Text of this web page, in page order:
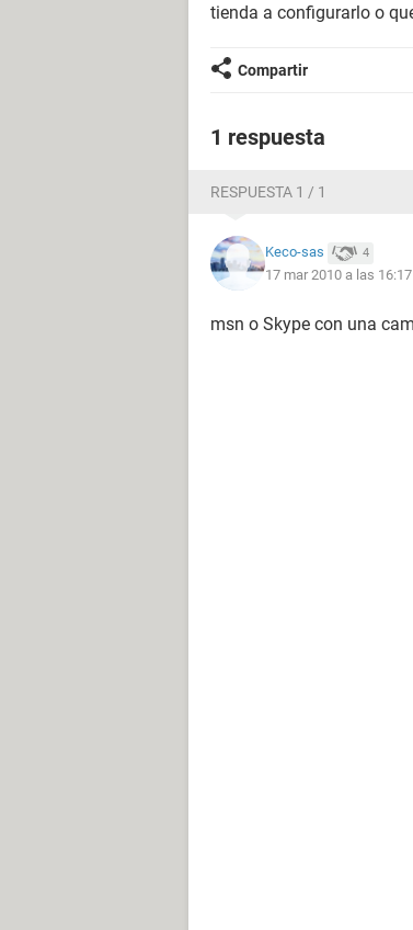
tienda a configurarlo o
Compartir
1 respuesta
RESPUESTA 1 / 1
Keco-sas 4
17 mar 2010 a las 16:17
msn o Skype con una